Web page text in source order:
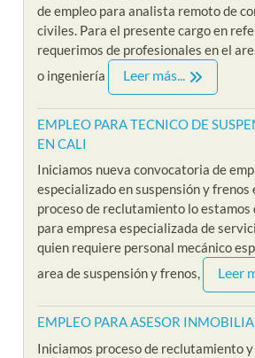
de empleo para analista remoto de
civiles. Para el presente cargo en
requerimos de profesionales en el
o ingeniería
Leer más...
EMPLEO PARA TECNICO DE
EN CALI
Iniciamos nueva convocatoria de
especializado en suspensión y frenos
proceso de reclutamiento lo
para empresa especializada de
quien requiere personal mecánico
area de suspensión y frenos,
Leer
EMPLEO PARA ASESOR
Iniciamos proceso de reclutamiento